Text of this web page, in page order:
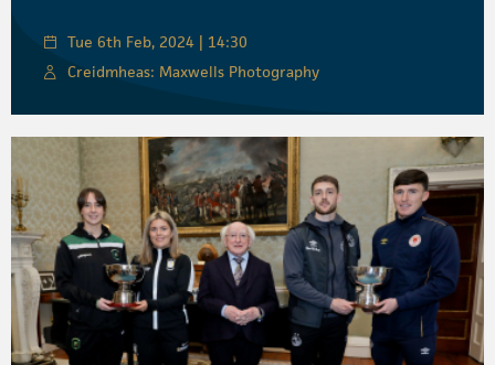
Tue 6th Feb, 2024 | 14:30
Creidmheas: Maxwells Photography